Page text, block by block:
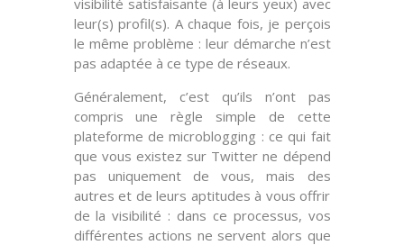
leur(s) profil(s). A chaque fois, je perçois
le même problème : leur démarche n’est
pas adaptée à ce type de réseaux.
Généralement, c’est qu’ils n’ont pas
compris une règle simple de cette
plateforme de microblogging : ce qui fait
que vous existez sur Twitter ne dépend
pas uniquement devous, mais des
autres et de leurs aptitudes à vous offrir
de lavisibilité : dans ce processus, vos
différentes actions ne servent alors que